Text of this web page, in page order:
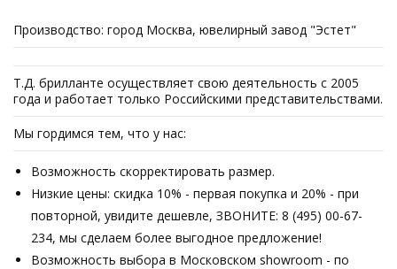
Производство: город Москва, ювелирный завод "Эстет"
Т.Д. брилланте осуществляет свою деятельность с 2005
года и работает только Российскими представительствами.
Мы гордимся тем, что у нас:
Возможность скорректировать размер.
Низкие цены: скидка 10% - первая покупка и 20% - при
повторной, увидите дешевле, ЗВОНИТЕ: 8 (495) 00-67-
234, мы сделаем более выгодное предложение!
Возможность выбора в Московском showroom - по